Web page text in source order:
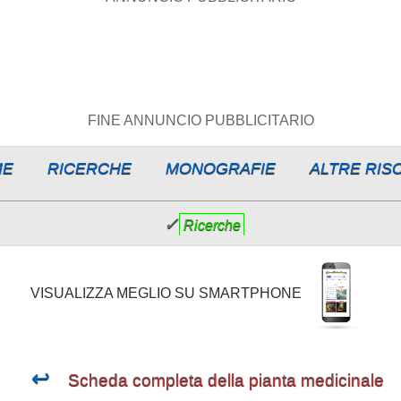
FINE ANNUNCIO PUBBLICITARIO
RICERCHE MONOGRAFIE ALTRE
✓ Ricerche
VISUALIZZA MEGLIO SU SMARTPHONE
↩ Scheda completa della pianta medicinale